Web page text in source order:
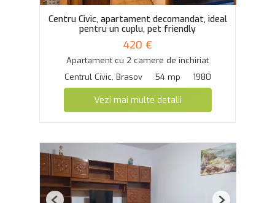
Centru Civic, apartament decomandat, ideal
pentru un cuplu, pet friendly
420 €
Apartament cu 2 camere de închiriat
Centrul Civic, Brasov
54 mp 1980
Vezi mai multe detalii